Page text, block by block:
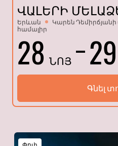
ՎԱԼԵՐԻ
Երևան
Կարեն
համալիր
28 ՆՈՅ 29
Գնել